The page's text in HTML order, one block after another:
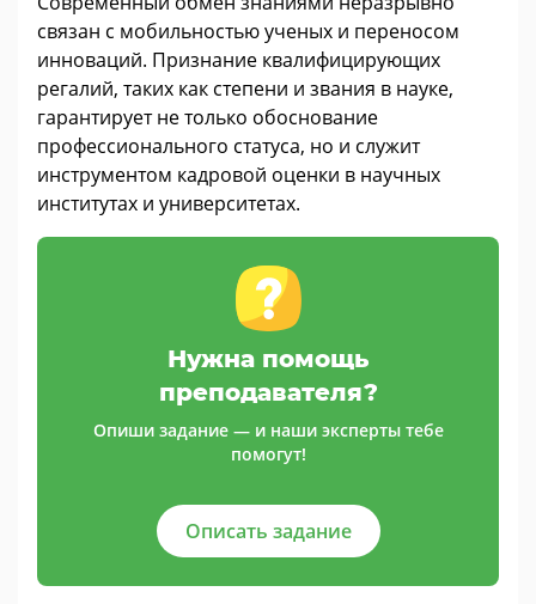
связан с мобильностью ученых и переносом
инноваций. Признание квалифицирующих
регалий, таких как степени и звания в науке,
гарантирует не только обоснование
профессионального статуса, но и служит
инструментом кадровой оценки в научных
институтах и университетах.
Нужна помощь
преподавателя?
Опиши задание — и наши эксперты тебе
помогут!
Описать задание